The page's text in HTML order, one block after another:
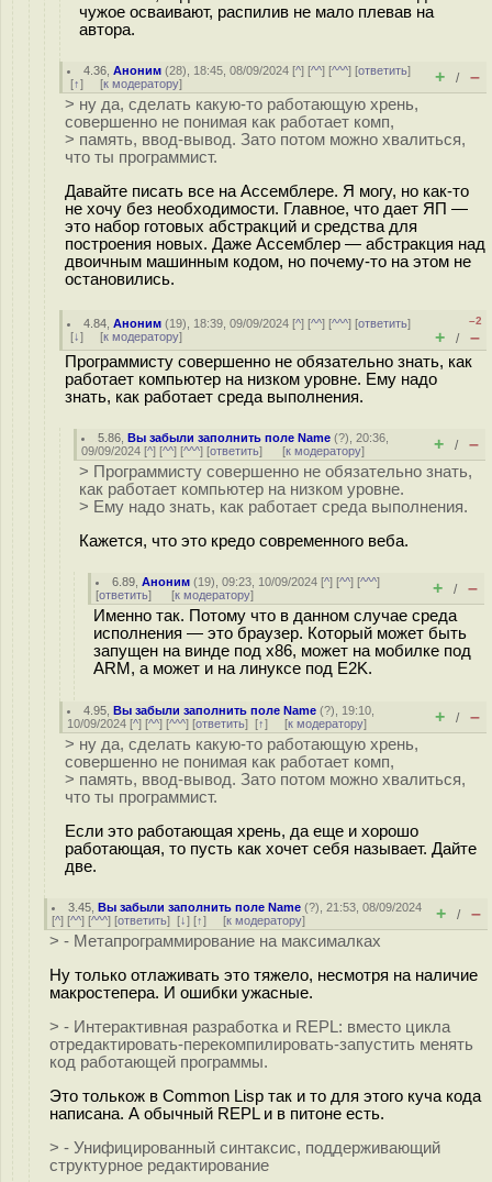
чужое осваивают, распилив не мало плевав на
автора.
4.36 ,Аноним (28), 18:45, 08/09/2024 [^] [^^] [^^^] [ответить]
[↑] [к модератору] + / –
> ну да, сделать какую-то работающую хрень,
совершенно не понимая как работает комп,
> память, ввод-вывод. Зато потом можно хвалиться,
что ты программист.
Давайте писать все на Ассемблере. Я могу, но как-то
не хочу без необходимости. Главное, что дает ЯП —
это набор готовых абстракций и средства для
построения новых. Даже Ассемблер — абстракция над
двоичным машинным кодом, но почему-то на этом не
остановились.
4.84 ,Аноним (19), 18:39, 09/09/2024 [^] [^^] [^^^] [ответить]
[↓] [к модератору]
–2
+ / –
Программисту совершенно не обязательно знать, как
работает компьютер на низком уровне. Ему надо
знать, как работает среда выполнения.
5.86 ,Вы забыли заполнить поле Name (?), 20:36,
09/09/2024 [^] [^^] [^^^] [ответить] [к модератору] + / –
> Программисту совершенно не обязательно знать,
как работает компьютер на низком уровне.
> Ему надо знать, как работает среда выполнения.
Кажется, что это кредо современного веба.
6.89 ,Аноним (19), 09:23, 10/09/2024 [^] [^^] [^^^]
[ответить] [к модератору] + / –
Именно так. Потому что в данном случае среда
исполнения — это браузер. Который может быть
запущен на винде под x86, может на мобилке под
ARM, а может и на линуксе под E2K.
4.95 ,Вы забыли заполнить поле Name (?), 19:10,
10/09/2024 [^] [^^] [^^^] [ответить] [↑] [к модератору] + / –
> ну да, сделать какую-то работающую хрень,
совершенно не понимая как работает комп,
> память, ввод-вывод. Зато потом можно хвалиться,
что ты программист.
Если это работающая хрень, да еще и хорошо
работающая, то пусть как хочет себя называет. Дайте
две.
3.45 ,Вы забыли заполнить поле Name (?), 21:53, 08/09/2024
[^] [^^] [^^^] [ответить] [↓] [↑] [к модератору] + / –
> - Метапрограммирование на максималках
Ну только отлаживать это тяжело, несмотря на наличие
макростепера. И ошибки ужасные.
> - Интерактивная разработка и REPL: вместо цикла
отредактировать-перекомпилировать-запустить менять
код работающей программы.
Это толькож в Common Lisp так и то для этого куча кода
написана. А обычный REPL и в питоне есть.
> - Унифицированный синтаксис, поддерживающий
структурное редактирование